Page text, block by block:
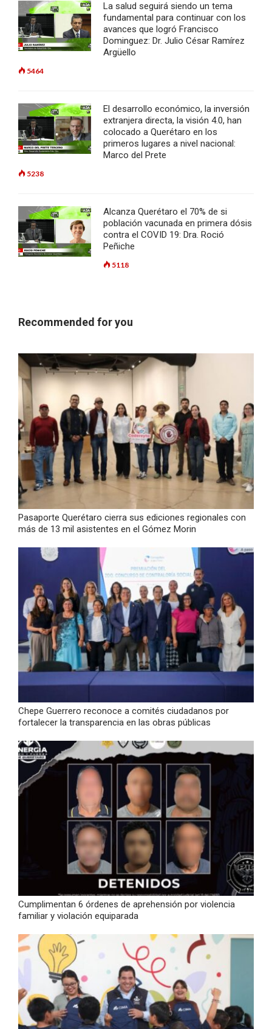
La salud seguirá siendo un tema
fundamental para continuar con los
avances que logró Francisco
Dominguez: Dr. Julio César Ramírez
Argüello
5464
El desarrollo económico, la inversión
extranjera directa, la visión 4.0, han
colocado a Querétaro en los
primeros lugares a nivel nacional:
Marco del Prete
5238
Alcanza Querétaro el 70% de si
población vacunada en primera dósis
contra el COVID 19: Dra. Roció
Peñiche
5118
Recommended for you
Pasaporte Querétaro cierra sus ediciones regionales con
más de 13 mil asistentes en el Gómez Morin
Chepe Guerrero reconoce a comités ciudadanos por
fortalecer la transparencia en las obras públicas
Cumplimentan 6 órdenes de aprehensión por violencia
familiar y violación equiparada